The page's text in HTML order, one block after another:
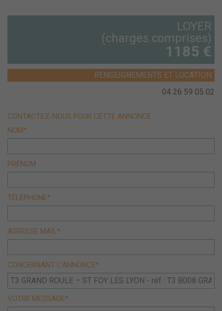
LOYER
(charges comprises)
1185 €
RENSEIGNEMENTS ET LOCATION
04 26 59 05 02
CONTACTEZ-NOUS POUR CETTE ANNONCE
NOM*
PRÉNOM
TÉLÉPHONE*
ADRESSE MAIL*
CONCERNANT L'ANNONCE*
VOTRE MESSAGE*